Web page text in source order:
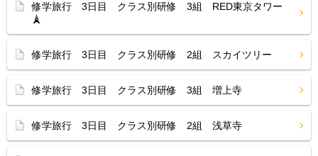
修学旅行 3日目 クラス別研修 3組 RED東京タワー
🗼
修学旅行 3日目 クラス別研修 2組 スカイツリー
修学旅行 3日目 クラス別研修 3組 増上寺
修学旅行 3日目 クラス別研修 2組 浅草寺